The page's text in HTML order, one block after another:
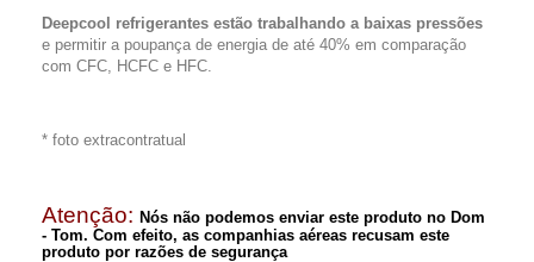
Deepcool refrigerantes estão trabalhando a baixas pressões
e permitir a poupança de energia de até 40% em comparação
com CFC, HCFC e HFC.
* foto extracontratual
Atenção: Nós não podemos enviar este produto no Dom
- Tom. Com efeito, as companhias aéreas recusam este
produto por razões de segurança